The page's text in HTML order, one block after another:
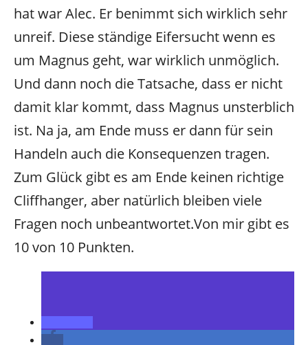
hat war Alec. Er benimmt sich wirklich sehr
unreif. Diese ständige Eifersucht wenn es
um Magnus geht, war wirklich unmöglich.
Und dann noch die Tatsache, dass er nicht
damit klar kommt, dass Magnus unsterblich
ist. Na ja, am Ende muss er dann für sein
Handeln auch die Konsequenzen tragen.
Zum Glück gibt es am Ende keinen richtige
Cliffhanger, aber natürlich bleiben viele
Fragen noch unbeantwortet.Von mir gibt es
10 von 10 Punkten.